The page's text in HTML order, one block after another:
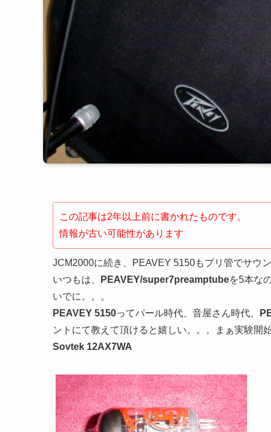
この記事は2年以上前に書かれたものです。
情報が古い可能性があります
JCM2000に続き、PEAVEY 5150もプリ管でサウ
いつもは、
PEAVEY/super7preamptubeを5本な
いでに。。。
PEAVEY 5150ってパール時代、音屋さん時代、
ントにて教えて頂けると嬉しい。。。まぁ実験開始
Sovtek 12AX7WA